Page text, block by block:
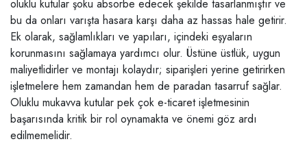
oluklu kutular şoku absorbe edecek şekilde tasarlanmıştır ve
bu da onları varışta hasara karşı daha az hassas hale getirir.
Ek olarak, sağlamlıkları ve yapıları, içindeki eşyaların
korunmasını sağlamaya yardımcı olur. Üstüne üstlük, uygun
maliyetlidirler ve montajı kolaydır; siparişleri yerine getirirken
işletmelere hem zamandan hem de paradan tasarruf sağlar.
Oluklu mukavva kutular pek çok e-ticaret işletmesinin
başarısında kritik bir rol oynamakta ve önemi göz ardı
edilmemelidir.